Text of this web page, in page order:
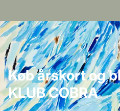
Køb årskort og
KLUB COBRA